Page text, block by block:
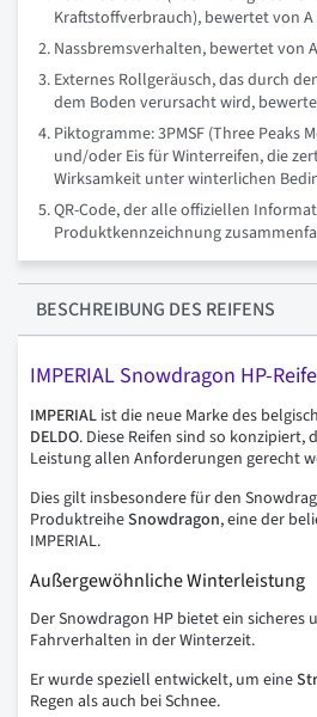
Kraftstoffverbrauch), bewertet von A
Nassbremsverhalten, bewertet von
Externes Rollgeräusch, das durch
dem Boden verursacht wird,
Piktogramme: 3PMSF (Three Peaks
und/oder Eis für Winterreifen, die
Wirksamkeit unter winterlichen
QR-Code, der alle offiziellen
Produktkennzeichnung
BESCHREIBUNG DES REIFENS
IMPERIAL Snowdragon HP-
IMPERIAL ist die neue Marke des
DELDO. Diese Reifen sind so konzipiert,
Leistung allen Anforderungen gerecht
Dies gilt insbesondere für den
ProduktreiheSnowdragon, eine der
IMPERIAL.
Außergewöhnliche Winterleistung
Der Snowdragon HP bietet ein sicheres
Fahrverhalten in der Winterzeit.
Er wurde speziell entwickelt, um eine
Regen als auch bei Schnee.